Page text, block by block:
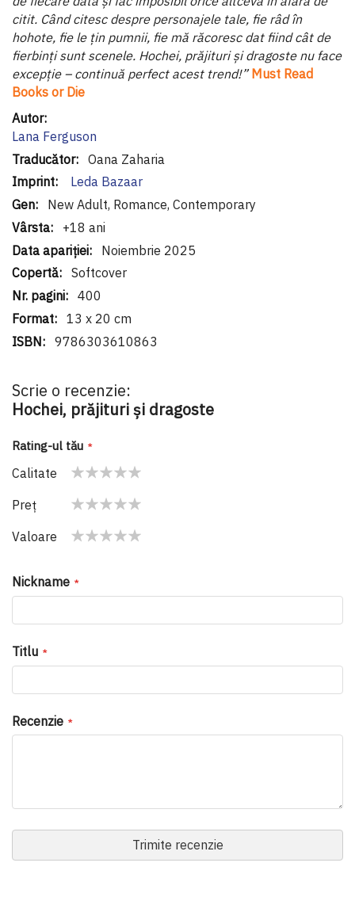
citit. Când citesc despre personajele tale, fie râd în
hohote, fie le ţin pumnii, fie mă răcoresc dat fiind cât de
fierbinţi sunt scenele. Hochei, prăjituri și dragoste nu face
excepţie – continuă perfect acest trend!”Must Read
Books or Die
Informaţii
suplimentare
Lana Ferguson
Oana Zaharia
Leda Bazaar
New Adult, Romance, Contemporary
+18 ani
Noiembrie 2025
Softcover
400
13 x 20 cm
9786303610863
Scrie o recenzie:
Hochei, prăjituri și dragoste
Rating-ul tău
Calitate
star
stars
stars
stars
stars
Preţ
star
stars
stars
stars
stars
Valoare
Nickname
Titlu
Recenzie
Trimite recenzie